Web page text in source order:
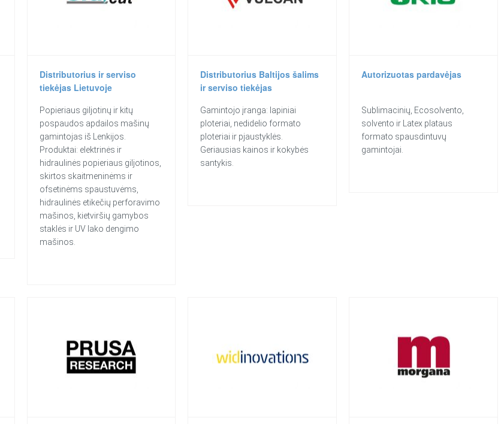
Distributorius ir serviso
tiekėjas Lietuvoje
Popieriaus giljotinų ir kitų
pospaudos apdailos mašinų
gamintojas iš Lenkijos.
Produktai: elektrinės ir
hidraulinės popieriaus giljotinos,
skirtos skaitmeninėms ir
ofsetinėms spaustuvėms,
hidraulinės etikečių perforavimo
mašinos, kietviršių gamybos
staklės ir UV lako dengimo
mašinos.
Distributorius Baltijos šalims
ir serviso tiekėjas
Gamintojo įranga: lapiniai
ploteriai, nedidelio formato
ploteriai ir pjaustyklės.
Geriausias kainos ir kokybės
santykis.
Autorizuotas pardavėjas
Sublimacinių, Ecosolvento,
solvento ir Latex plataus
formato spausdintuvų
gamintojai.